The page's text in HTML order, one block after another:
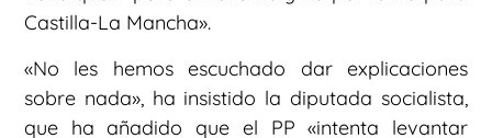
Castilla-La Mancha».
«No les hemos escuchado dar explicaciones
sobre nada», ha insistido la diputada socialista,
que ha añadido que el PP «intenta levantar